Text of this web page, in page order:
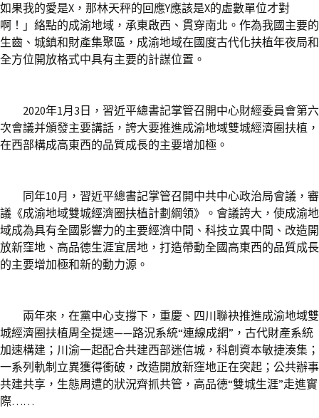
如果我的愛是X，那林天秤的回應Y應該是X的虛數單位才對
啊！」絡點的成渝地域，承東啟西、貫穿南北。作為我國主要的
生齒、城鎮和財產集聚區，成渝地域在國度古代化扶植年夜局和
全方位開放格式中具有主要的計謀位置。
2020年1月3日，習近平總書記掌管召開中心財經委員會第六
次會議并頒發主要講話，誇大要推進成渝地域雙城經濟圈扶植，
在西部構成高東西的品質成長的主要增加極。
同年10月，習近平總書記掌管召開中共中心政治局會議，審
議《成渝地域雙城經濟圈扶植計劃綱領》。會議誇大，使成渝地
域成為具有全國影響力的主要經濟中間、科技立異中間、改造開
放新窪地、高品德生涯宜居地，打造帶動全國高東西的品質成長
的主要增加極和新的動力源。
兩年來，在黨中心支撐下，重慶、四川聯袂推進成渝地域雙
城經濟圈扶植周全提速——路況系統“連線成網”，古代財產系統
加速構建；川渝一起配合共建西部迷信城，科創資本敏捷湊集；
一系列軌制立異獲得衝破，改造開放新窪地正在突起；公共辦事
共建共享，生態周遭的狀況齊抓共管，高品德“雙城生涯”走進實
際……